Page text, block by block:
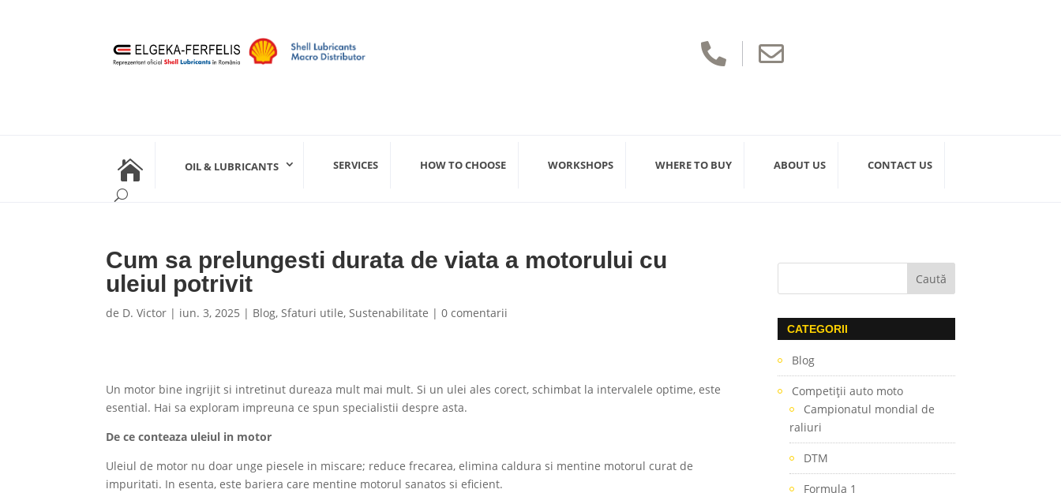
 
 OIL & LUBRICANTS SERVICES HOW TO CHOOSE WORKSHOPS WHERE TO BUY ABOUT US CONTACT US
Cum sa prelungesti durata de viata a motorului cu
uleiul potrivit
de D. Victor | iun. 3, 2025 | Blog,Sfaturi utile,Sustenabilitate |0 comentarii
Un motor bine ingrijit si intretinut dureaza mult mai mult. Si un ulei ales corect, schimbat la intervalele optime, este
esential. Hai sa exploram impreuna ce spun specialistii despre asta.
De ce conteaza uleiul in motor
Uleiul de motor nu doar unge piesele in miscare; reduce frecarea, elimina caldura si mentine motorul curat de
impuritati. In esenta, este bariera care mentine motorul sanatos si eficient.
CATEGORII
Blog
Competiţii auto moto
Campionatul mondial de
raliuri
DTM
Formula 1